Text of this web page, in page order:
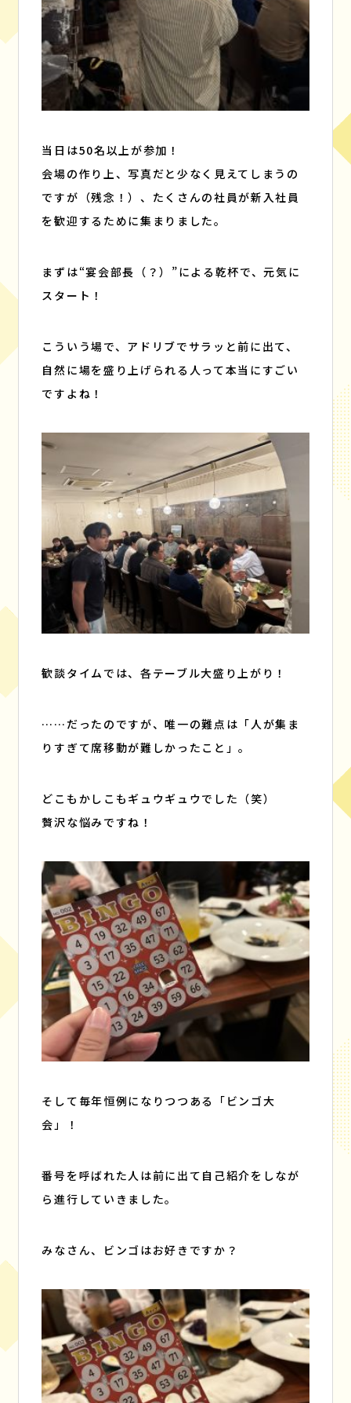
当日は50名以上が参加！
会場の作り上、写真だと少なく見えてしまうの
ですが（残念！）、たくさんの社員が新入社員
を歓迎するために集まりました。
まずは“宴会部長（？）”による乾杯で、元気に
スタート！
こういう場で、アドリブでサラッと前に出て、
自然に場を盛り上げられる人って本当にすごい
ですよね！
歓談タイムでは、各テーブル大盛り上がり！
……だったのですが、唯一の難点は「人が集ま
りすぎて席移動が難しかったこと」。
どこもかしこもギュウギュウでした（笑）
贅沢な悩みですね！
そして毎年恒例になりつつある「ビンゴ大
会」！
番号を呼ばれた人は前に出て自己紹介をしなが
ら進行していきました。
みなさん、ビンゴはお好きですか？